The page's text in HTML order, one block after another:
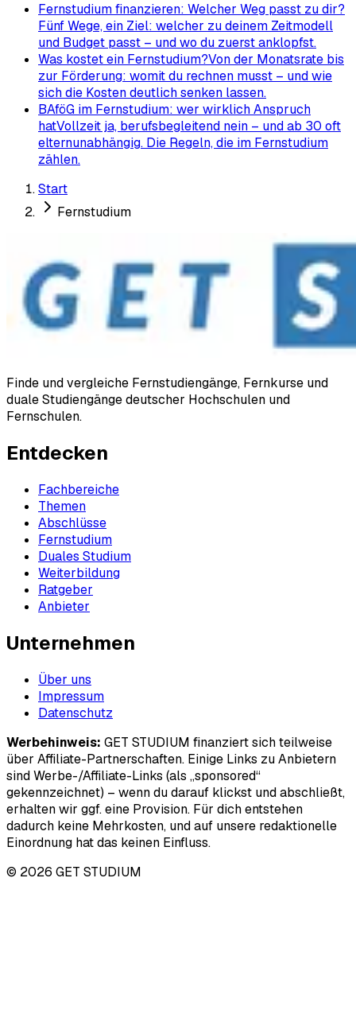
Fernstudium finanzieren: Welcher Weg passt zu dir?
Fünf Wege, ein Ziel: welcher zu deinem Zeitmodell
und Budget passt – und wo du zuerst anklopfst.
Was kostet ein Fernstudium?Von der Monatsrate bis
zur Förderung: womit du rechnen musst – und wie
sich die Kosten deutlich senken lassen.
BAföG im Fernstudium: wer wirklich Anspruch
hatVollzeit ja, berufsbegleitend nein – und ab 30 oft
elternunabhängig. Die Regeln, die im Fernstudium
zählen.
Start
Fernstudium
Finde und vergleiche Fernstudiengänge, Fernkurse und
duale Studiengänge deutscher Hochschulen und
Fernschulen.
Entdecken
Fachbereiche
Themen
Abschlüsse
Fernstudium
Duales Studium
Weiterbildung
Ratgeber
Anbieter
Unternehmen
Über uns
Impressum
Datenschutz
Werbehinweis: GET STUDIUM finanziert sich teilweise
über Affiliate-Partnerschaften. Einige Links zu Anbietern
sind Werbe-/Affiliate-Links (als „sponsored“
gekennzeichnet) – wenn du darauf klickst und abschließt,
erhalten wir ggf. eine Provision. Für dich entstehen
dadurch keine Mehrkosten, und auf unsere redaktionelle
Einordnung hat das keinen Einfluss.
© 2026 GET STUDIUM